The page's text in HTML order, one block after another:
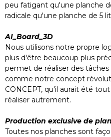
peu fatigant qu'une planche
radicale qu'une planche de 5
AI_Board_3D
Nous utilisons notre propre
plus d'être beaucoup plus
permet de réaliser des
comme notre concept
CONCEPT, qu'il aurait été
réaliser autrement.
Production exclusive de
Toutes nos planches sont